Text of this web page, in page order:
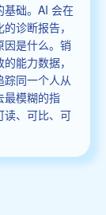
基础。AI 会在
诊断报告，
因是什么。销
能力数据，
同一个人从
最模糊的指
读、可比、可